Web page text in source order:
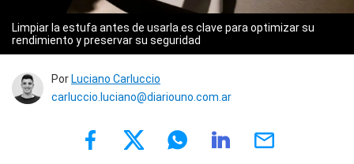
Limpiar la estufa antes de usarla es clave para optimizar su
rendimiento y preservar su seguridad
Por Luciano Carluccio
carluccio.luciano@diariouno.com.ar